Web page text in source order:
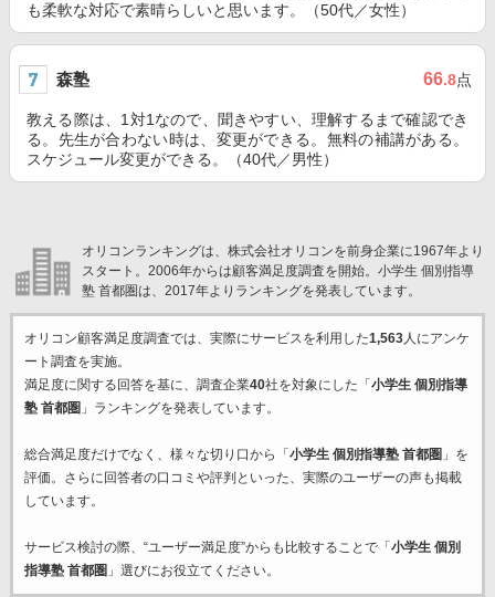
も柔軟な対応で素晴らしいと思います。（50代／女性）
森塾 66.8点
教える際は、1対1なので、聞きやすい、理解するまで確認でき
る。先生が合わない時は、変更ができる。無料の補講がある。
スケジュール変更ができる。（40代／男性）
オリコンランキングは、株式会社オリコンを前身企業に1967年より
スタート。2006年からは顧客満足度調査を開始。小学生 個別指導
塾 首都圏は、2017年よりランキングを発表しています。
オリコン顧客満足度調査では、実際にサービスを利用した1,563人にアンケ
ート調査を実施。
満足度に関する回答を基に、調査企業40社を対象にした「 小学生 個別指導
塾 首都圏 」ランキングを発表しています。
総合満足度だけでなく、様々な切り口から「 小学生 個別指導塾 首都圏 」を
評価。さらに回答者の口コミや評判といった、実際のユーザーの声も掲載
しています。
サービス検討の際、“ユーザー満足度”からも比較することで「 小学生 個別
指導塾 首都圏 」選びにお役立てください。